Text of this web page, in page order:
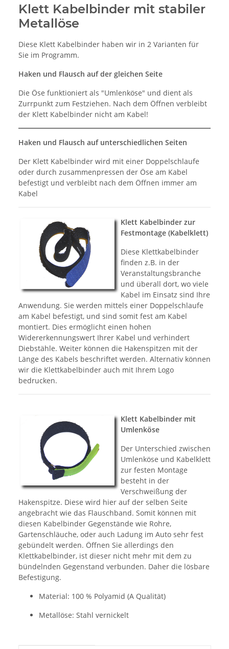
Klett Kabelbinder mit stabiler
Metallöse
Diese Klett Kabelbinder haben wir in 2 Varianten für
Sie im Programm.
Haken und Flausch auf der gleichen Seite
Die Öse funktioniert als "Umlenköse" und dient als
Zurrpunkt zum Festziehen. Nach dem Öffnen verbleibt
der Klett Kabelbinder nicht am Kabel!
Haken und Flausch auf unterschiedlichen Seiten
Der Klett Kabelbinder wird mit einer Doppelschlaufe
oder durch zusammenpressen der Öse am Kabel
befestigt und verbleibt nach dem Öffnen immer am
Kabel
Klett Kabelbinder zur
Festmontage (Kabelklett)
Diese Klettkabelbinder
finden z.B. in der
Veranstaltungsbranche
und überall dort, wo viele
Kabel im Einsatz sind Ihre
Anwendung. Sie werden mittels einer Doppelschlaufe
am Kabel befestigt, und sind somit fest am Kabel
montiert. Dies ermöglicht einen hohen
Widererkennungswert Ihrer Kabel und verhindert
Diebstähle. Weiter können die Hakenspitzen mit der
Länge des Kabels beschriftet werden. Alternativ können
wir die Klettkabelbinder auch mit Ihrem Logo
bedrucken.
Klett Kabelbinder mit
Umlenköse
Der Unterschied zwischen
Umlenköse und Kabelklett
zur festen Montage
besteht in der
Verschweißung der
Hakenspitze. Diese wird hier auf der selben Seite
angebracht wie das Flauschband. Somit können mit
diesen Kabelbinder Gegenstände wie Rohre,
Gartenschläuche, oder auch Ladung im Auto sehr fest
gebündelt werden. Öffnen Sie allerdings den
Klettkabelbinder, ist dieser nicht mehr mit dem zu
bündelnden Gegenstand verbunden. Daher die lösbare
Befestigung.
Material: 100 % Polyamid (A Qualität)
Metallöse: Stahl vernickelt